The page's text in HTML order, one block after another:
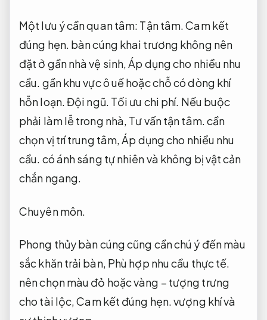
Một lưu ý cần quan tâm: Tận tâm.Cam kết
đúng hẹn. bàn cúng khai trương không nên
đặt ở gần nhà vệ sinh,Áp dụng cho nhiều nhu
cầu. gần khu vực ô uế hoặc chỗ có dòng khí
hỗn loạn.Đội ngũ. Tối ưu chi phí. Nếu buộc
phải làm lễ trong nhà, Tư vấn tận tâm.cần
chọn vị trí trung tâm,Áp dụng cho nhiều nhu
cầu. có ánh sáng tự nhiên và không bị vật cản
chắn ngang.
Chuyên môn.
Phong thủy bàn cúng cũng cần chú ý đến màu
sắc khăn trải bàn, Phù hợp nhu cầu thực tế.
nên chọn màu đỏ hoặc vàng – tượng trưng
cho tài lộc,Cam kết đúng hẹn.vượng khí và